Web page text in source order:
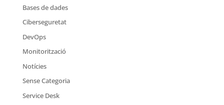
Bases de dades
Ciberseguretat
DevOps
Monitorització
Notícies
Sense Categoria
Service Desk